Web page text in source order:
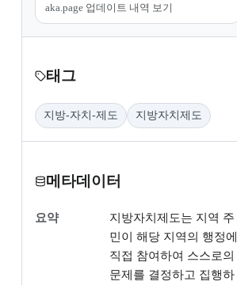
aka.page 업데이트 내역 보기
태그
지방-자치-제도 지방자치제도
메타데이터
요약
지방자치제도는 지역 주
민이 해당 지역의 행정에
직접 참여하여 스스로의
문제를 결정하고 집행하